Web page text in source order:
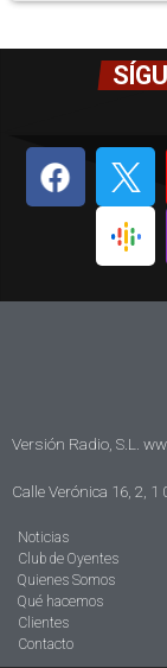
Versión Radio, S.L.
Calle Verónica 16, 2, 1
Noticias
Club de Oyentes
Quienes Somos
Qué hacemos
Clientes
Contacto